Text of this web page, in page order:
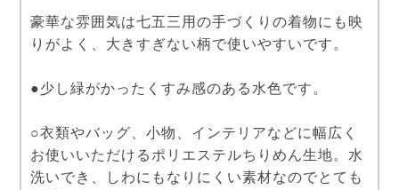
豪華な雰囲気は七五三用の手づくりの着物にも映
りがよく、大きすぎない柄で使いやすいです。
●少し緑がかったくすみ感のある水色です。
○衣類やバッグ、小物、インテリアなどに幅広く
お使いいただけるポリエステルちりめん生地。水
洗いでき、しわにもなりにくい素材なのでとても